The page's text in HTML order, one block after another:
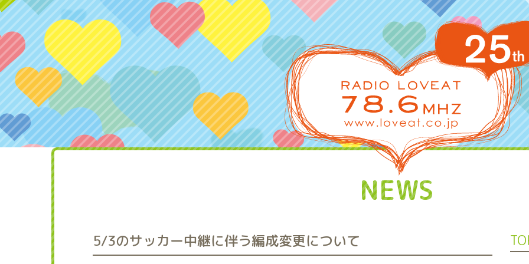
NEWS
5/3のサッカー中継に伴う編成変更について